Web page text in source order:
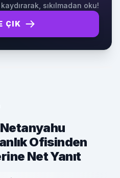
sıkılmadan oku!
ÇIK
Ofisinden
Net Yanıt